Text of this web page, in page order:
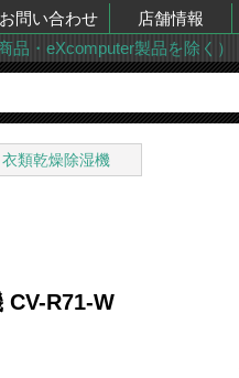
お問い合わせ 店舗情報
品・eXcomputer製品を除く）
衣類乾燥除湿機
CV-R71-W